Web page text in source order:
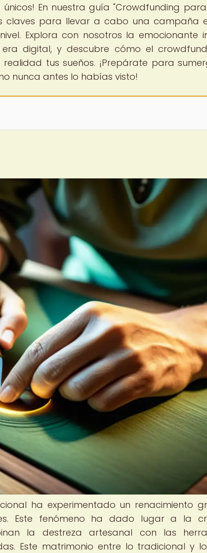
En nuestra guía "Crowdfunding
claves para llevar a cabo una campaña
Explora con nosotros la emocionante
digital, y descubre cómo el
tus sueños. ¡Prepárate para
nunca antes lo habías visto!
ha experimentado un renacimiento
Este fenómeno ha dado lugar a la
la destreza artesanal con las
Este matrimonio entre lo tradicional y